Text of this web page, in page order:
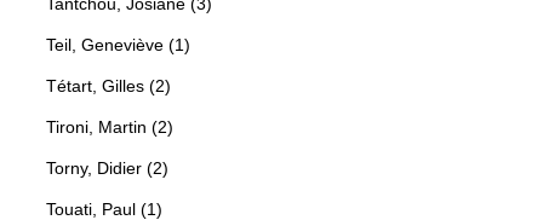
Teil, Geneviève (1)
Tétart, Gilles (2)
Tironi, Martin (2)
Torny, Didier (2)
Touati, Paul (1)